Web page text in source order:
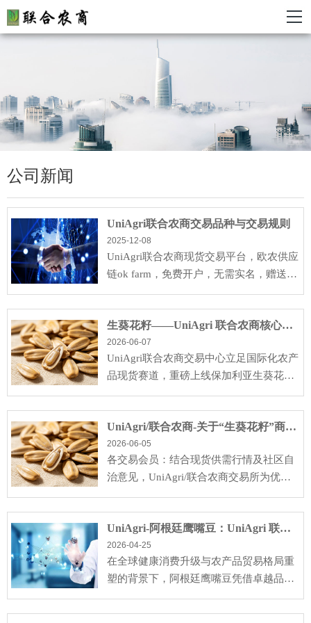
公司新闻
UniAgri联合农商交易品种与交易规则
2025-12-08
UniAgri联合农商现货交易平台，欧农供应
链ok farm，免费开户，无需实名，赠送券
00交易，···
生葵花籽——UniAgri 联合农商核心交易新品种
2026-06-07
UniAgri联合农商交易中心立足国际化农产
品现货赛道，重磅上线保加利亚生葵花籽
品质底蕴、全···
UniAgri/联合农商-关于“生葵花籽”商品上市交易的通知
2026-06-05
各交易会员：结合现货供需行情及社区自
治意见，UniAgri/联合农商交易所为优化
下：一、自20···
UniAgri-阿根廷鹰嘴豆：UniAgri 联合农商核心品种
2026-04-25
在全球健康消费升级与农产品贸易格局重
塑的背景下，阿根廷鹰嘴豆凭借卓越品
i 联合农商现货···